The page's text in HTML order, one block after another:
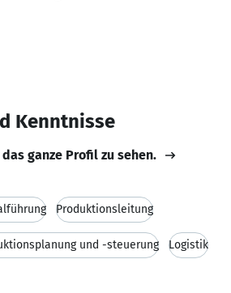
Kenntnisse
ganze Profil zu sehen.
Produktionsleitung
und -steuerung Logistik